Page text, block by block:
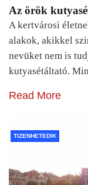
Az örök
A kertvárosi
alakok, akikkel
nevüket nem is
kutyasétáltató.
Read More
TIZENHETEDIK